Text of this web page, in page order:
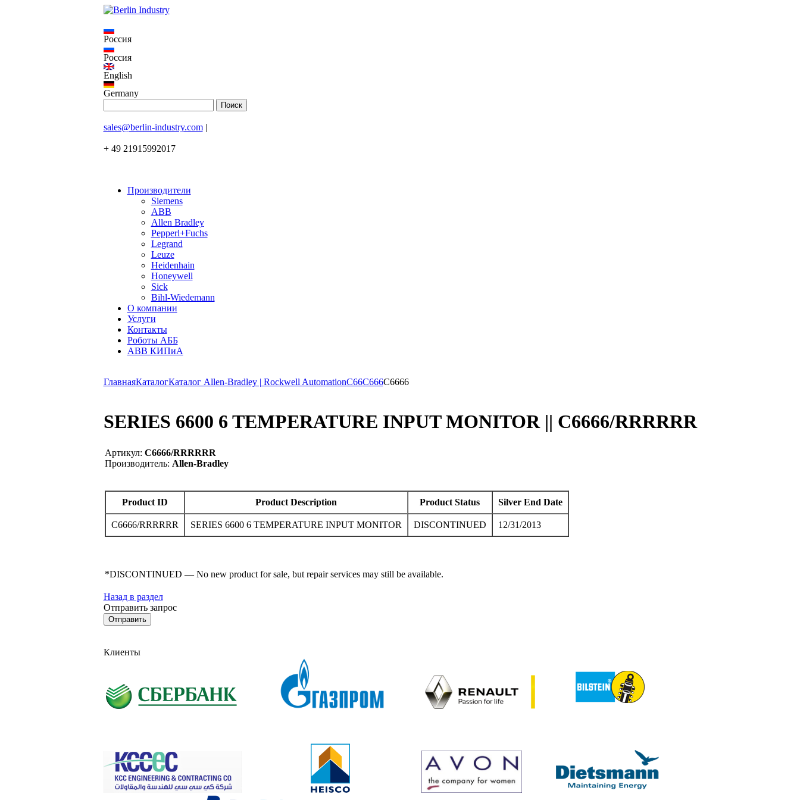
Россия
Россия
English
Germany
sales@berlin-industry.com|
+ 49 21915992017
Производители
Siemens
ABB
Allen Bradley
Pepperl+Fuchs
Legrand
Leuze
Heidenhain
Honeywell
Sick
Bihl-Wiedemann
О компании
Услуги
Контакты
Роботы АББ
ABB КИПиА
ГлавнаяКаталогКаталог Allen-Bradley | Rockwell AutomationC66C666C6666
SERIES 6600 6 TEMPERATURE INPUT MONITOR || C6666/RRRRRR
Артикул: C6666/RRRRRR
Производитель: Allen-Bradley
Product ID Product Description Product Status Silver End Date
C6666/RRRRRR SERIES 6600 6 TEMPERATURE INPUT MONITOR DISCONTINUED 12/31/2013
*DISCONTINUED — No new product for sale, but repair services may still be available.
Назад в раздел
Отправить запрос
Клиенты